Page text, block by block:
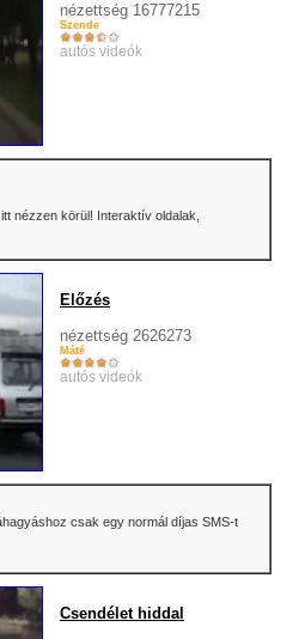
nézettség 16777215
Szende
autós videók
nézzen körül! Interaktív oldalak,
Előzés
nézettség 2626273
Máté
autós videók
csak egy normál díjas SMS-t
Csendélet hiddal